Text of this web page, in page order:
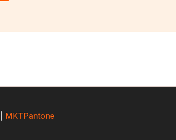
MKTPantone